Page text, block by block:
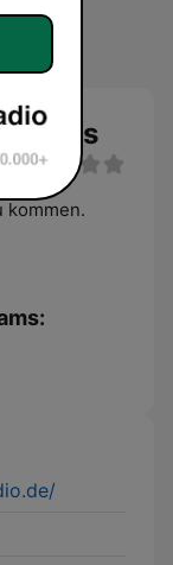
kommen.